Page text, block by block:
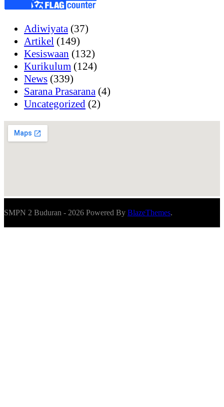
Adiwiyata (37)
Artikel (149)
Kesiswaan (132)
Kurikulum (124)
News (339)
Sarana Prasarana (4)
Uncategorized (2)
SMPN 2 Buduran - 2026 Powered By BlazeThemes.